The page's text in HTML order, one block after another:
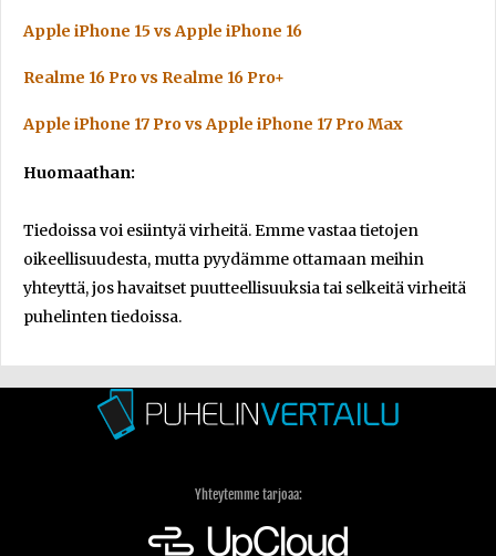
Apple iPhone 15 vs Apple iPhone 16
Realme 16 Pro vs Realme 16 Pro+
Apple iPhone 17 Pro vs Apple iPhone 17 Pro Max
Huomaathan:
Tiedoissa voi esiintyä virheitä. Emme vastaa tietojen
oikeellisuudesta, mutta pyydämme ottamaan meihin
yhteyttä, jos havaitset puutteellisuuksia tai selkeitä virheitä
puhelinten tiedoissa.
Yhteytemme tarjoaa: